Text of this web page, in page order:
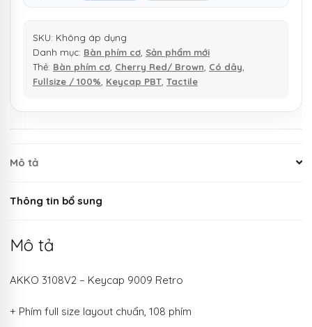
SKU: Không áp dụng
Danh mục: Bàn phím cơ Sản phẩm mới
Thẻ: Bàn phím cơ Cherry Red/ Brown Có dây
Fullsize / 100% Keycap PBT Tactile
Mô tả
Thông tin bổ sung
Mô tả
AKKO 3108V2 – Keycap 9009 Retro
+ Phím full size layout chuẩn, 108 phím